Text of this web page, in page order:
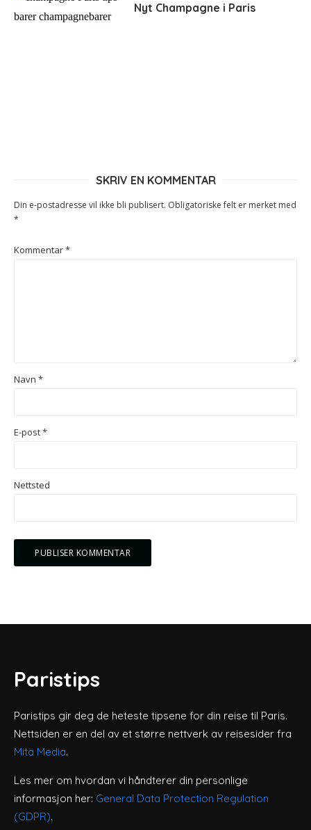
Nyt Champagne i Paris
SKRIV EN KOMMENTAR
Din e-postadresse vil ikke bli publisert. Obligatoriske felt er merket med
*
Kommentar*
Navn *
E-post*
Nettsted
Paristips
Paristips gir deg de heteste tipsene for din reise til Paris.
Nettsiden er en del av et større nettverk av reisesider fra
Mita Media.
Les mer om hvordan vi håndterer din personlige
informasjon her: General Data Protection Regulation
(GDPR).